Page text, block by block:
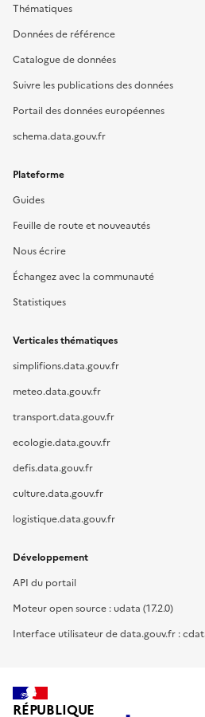
Thématiques
Données de référence
Catalogue de données
Suivre les publications des données
Portail des données européennes
schema.data.gouv.fr
Plateforme
Guides
Feuille de route et nouveautés
Nous écrire
Échangez avec la communauté
Statistiques
Verticales thématiques
simplifions.data.gouv.fr
meteo.data.gouv.fr
transport.data.gouv.fr
ecologie.data.gouv.fr
defis.data.gouv.fr
culture.data.gouv.fr
logistique.data.gouv.fr
Développement
API du portail
Moteur open source : udata (17.2.0)
Interface utilisateur de data.gouv.fr :
RÉPUBLIQUE